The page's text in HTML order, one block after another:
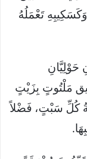
تَعْمَلُهُ
حَوْلِيَّانِ
مَلْتُوتٍ بِزَيْتٍ
10مُحْرَقَةُ كُلِّ سَبْتٍ، فَضْلاً